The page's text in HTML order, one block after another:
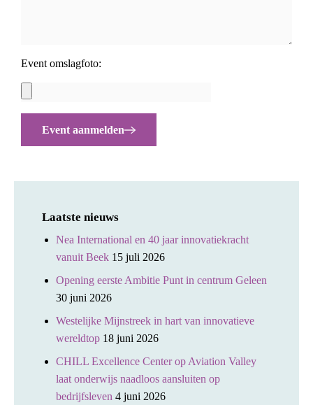
Event omslagfoto:
Event aanmelden
Laatste nieuws
Nea International en 40 jaar innovatiekracht
vanuit Beek 15 juli 2026
Opening eerste Ambitie Punt in centrum Geleen
30 juni 2026
Westelijke Mijnstreek in hart van innovatieve
wereldtop 18 juni 2026
CHILL Excellence Center op Aviation Valley
laat onderwijs naadloos aansluiten op
bedrijfsleven 4 juni 2026